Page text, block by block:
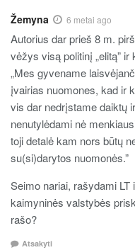
Žemyna 6 metai ago
Autorius dar prieš 8 m.
vėžys visą politinį „elitą”
„Mes gyvename
įvairias nuomones, kad ir
vis dar nedrįstame daiktų
nenutylėdami nė
toji detalė kam nors būtų
su(si)darytos nuomonės.”
Seimo nariai, rašydami
kaimyninės valstybės
rašo?
Atsakyti